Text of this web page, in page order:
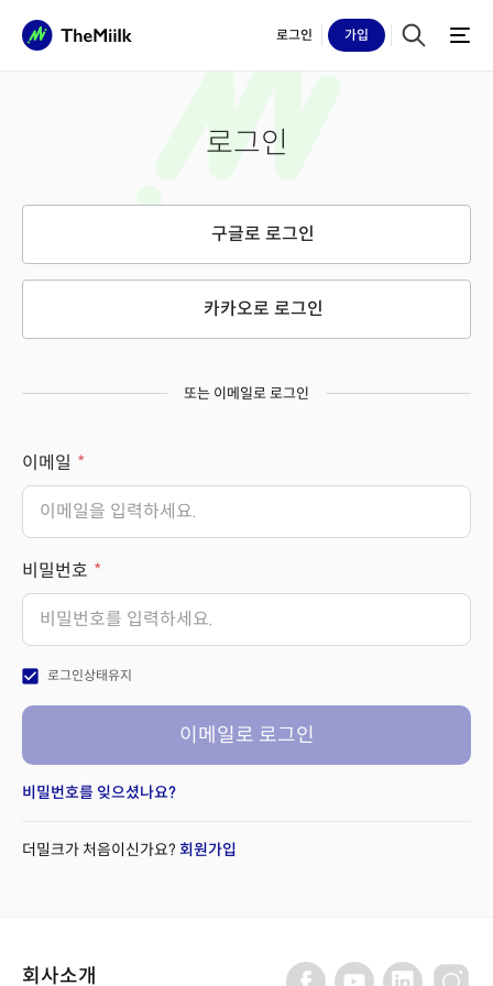
로그인 가입
로그인
구글로 로그인
카카오로 로그인
또는 이메일로 로그인
이메일
비밀번호
check_box 로그인상태유지
이메일로 로그인
비밀번호를 잊으셨나요?
더밀크가 처음이신가요? 회원가입
회사소개